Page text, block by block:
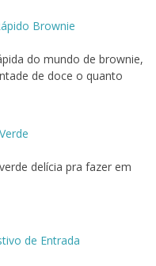
Brownie
do mundo de brownie,
de doce o quanto
delícia pra fazer em
de Entrada